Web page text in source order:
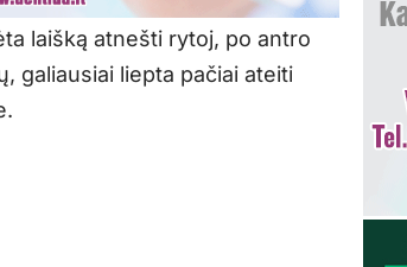
laišką atnešti rytoj, po antro
galiausiai liepta pačiai ateiti